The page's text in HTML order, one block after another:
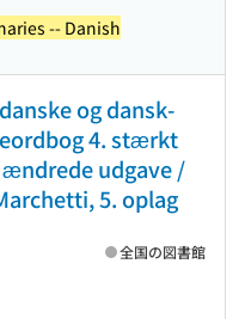
-- Danish
og dansk-
4. stærkt
udgave /
5. oplag
全国の図書館